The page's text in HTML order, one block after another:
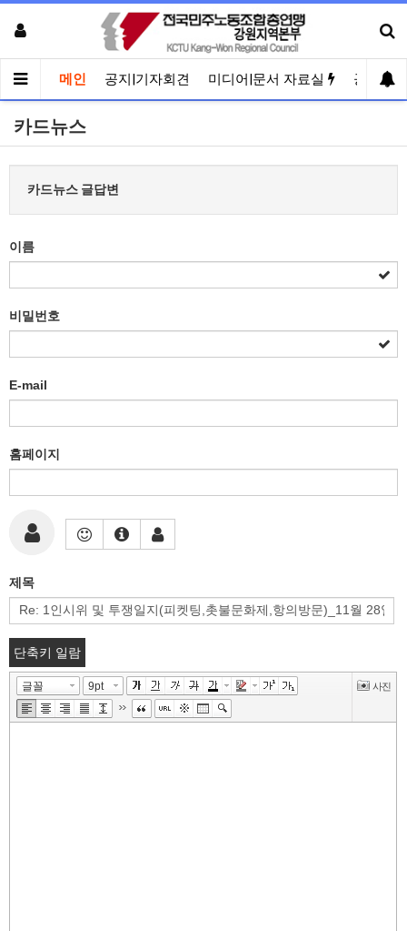
메인 공지|기자회견 미디어|문서 자료실 공유게
카드뉴스
카드뉴스 글답변
이름
비밀번호
E-mail
홈페이지
제목
단축키 일람